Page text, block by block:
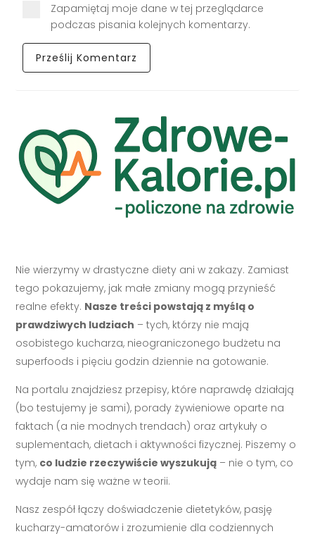
Zapamiętaj moje dane w tej przeglądarce
podczas pisania kolejnych komentarzy.
Nie wierzymy w drastyczne diety ani w zakazy. Zamiast
tego pokazujemy, jak małe zmiany mogą przynieść
realne efekty. Nasze treści powstają z myślą o
prawdziwych ludziach – tych, którzy nie mają
osobistego kucharza, nieograniczonego budżetu na
superfoods i pięciu godzin dziennie na gotowanie.
Na portalu znajdziesz przepisy, które naprawdę działają
(bo testujemy je sami), porady żywieniowe oparte na
faktach (a nie modnych trendach) oraz artykuły o
suplementach, dietach i aktywności fizycznej. Piszemy o
tym, co ludzie rzeczywiście wyszukują – nie o tym, co
wydaje nam się ważne w teorii.
Nasz zespół łączy doświadczenie dietetyków, pasję
kucharzy-amatorów i zrozumienie dla codziennych